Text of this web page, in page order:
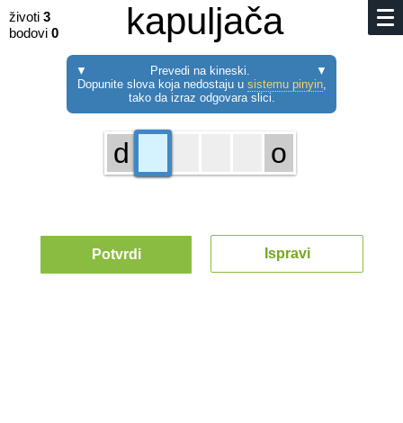
životi 3
bodovi 0 kapuljača
▼ Prevedi na kineski.
▼
Dopunite slova koja nedostaju u sistemu pinyin,
tako da izraz odgovara slici.